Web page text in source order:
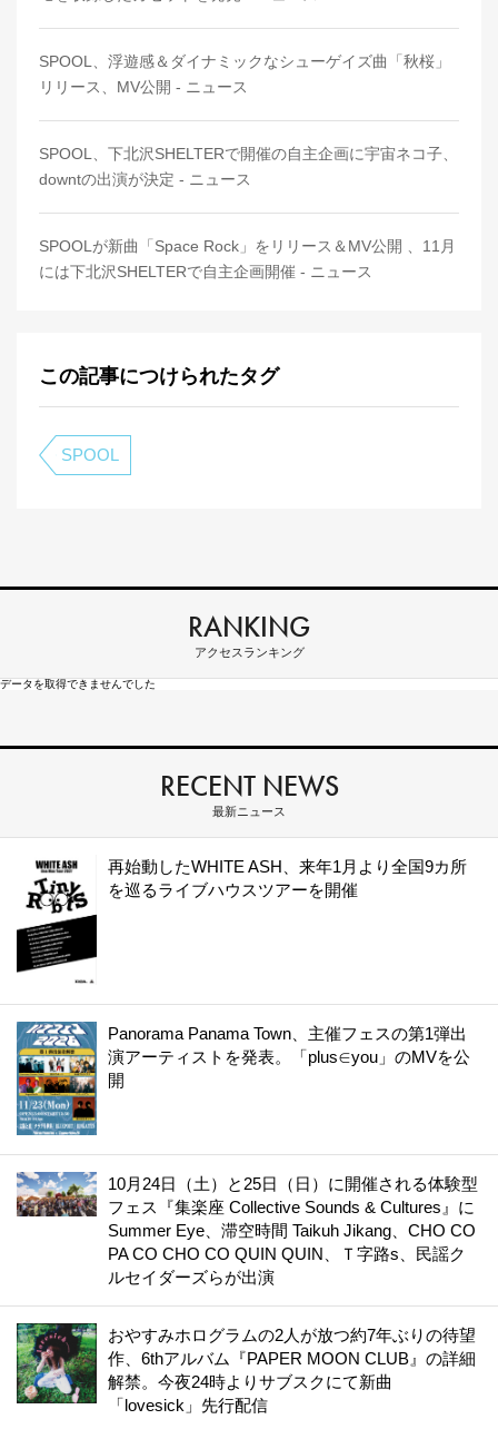
SPOOL、浮遊感＆ダイナミックなシューゲイズ曲「秋桜」
リリース、MV公開 - ニュース
SPOOL、下北沢SHELTERで開催の自主企画に宇宙ネコ子、
downtの出演が決定 - ニュース
SPOOLが新曲「Space Rock」をリリース＆MV公開 、11月
には下北沢SHELTERで自主企画開催 - ニュース
この記事につけられたタグ
SPOOL
RANKING
アクセスランキング
データを取得できませんでした
RECENT NEWS
最新ニュース
再始動したWHITE ASH、来年1月より全国9カ所
を巡るライブハウスツアーを開催
Panorama Panama Town、主催フェスの第1弾出
演アーティストを発表。「plus∈you」のMVを公
開
10月24日（土）と25日（日）に開催される体験型
フェス『集楽座 Collective Sounds & Cultures』に
Summer Eye、滞空時間 Taikuh Jikang、CHO CO
PA CO CHO CO QUIN QUIN、Ｔ字路s、民謡ク
ルセイダーズらが出演
おやすみホログラムの2人が放つ約7年ぶりの待望
作、6thアルバム『PAPER MOON CLUB』の詳細
解禁。今夜24時よりサブスクにて新曲
「lovesick」先行配信